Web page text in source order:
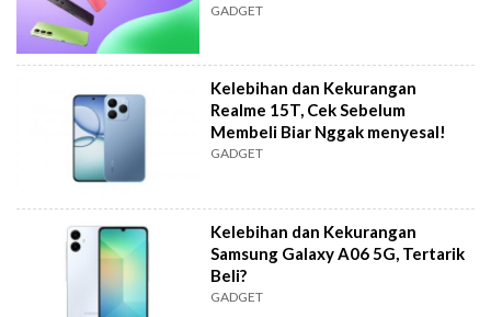
GADGET
Kelebihan dan Kekurangan
Realme 15T, Cek Sebelum
Membeli Biar Nggak menyesal!
GADGET
Kelebihan dan Kekurangan
Samsung Galaxy A06 5G, Tertarik
Beli?
GADGET